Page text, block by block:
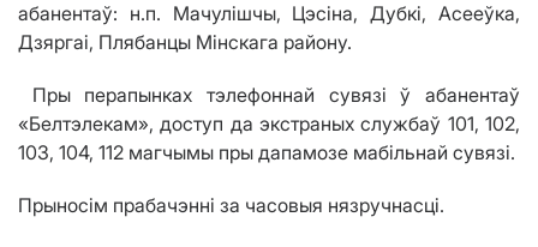
абанентаў: н.п. Мачулішчы, Цэсіна, Дубкі, Асееўка,
Дзяргаі, Плябанцы Мінскага району.
Пры перапынках тэлефоннай сувязі ў абанентаў
«Белтэлекам», доступ да экстраных службаў 101, 102,
103, 104, 112 магчымы пры дапамозе мабільнай сувязі.
Прыносім прабачэнні за часовыя нязручнасці.